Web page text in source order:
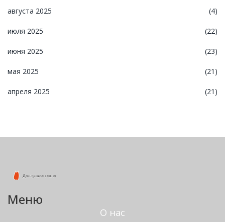
августа 2025 (4)
июля 2025 (22)
июня 2025 (23)
мая 2025 (21)
апреля 2025 (21)
Меню
О нас